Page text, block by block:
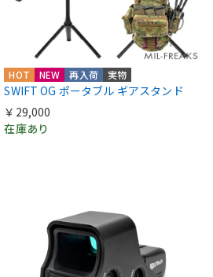
HOT NEW 再入荷 実物
SWIFT OG ポータブル ギアスタンド
￥29,000
在庫あり